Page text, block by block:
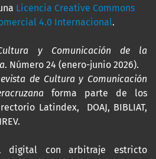
Licencia Creative Commons
4.0 Internacional.
y Comunicación de la
. Número 24 (enero-junio 2026).
de Cultura y Comunicación
forma parte de los
Latindex, DOAJ, BIBLIAT,
digital con arbitraje estricto